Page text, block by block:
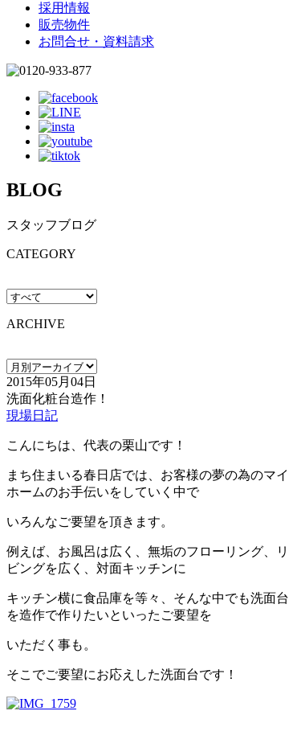
採用情報
販売物件
お問合せ・資料請求
BLOG
スタッフブログ
CATEGORY
ARCHIVE
2015年05月04日
洗面化粧台造作！
現場日記
こんにちは、代表の栗山です！
まち住まいる春日店では、お客様の夢の為のマイ
ホームのお手伝いをしていく中で
いろんなご要望を頂きます。
例えば、お風呂は広く、無垢のフローリング、リ
ビングを広く、対面キッチンに
キッチン横に食品庫を等々、そんな中でも洗面台
を造作で作りたいといったご要望を
いただく事も。
そこでご要望にお応えした洗面台です！